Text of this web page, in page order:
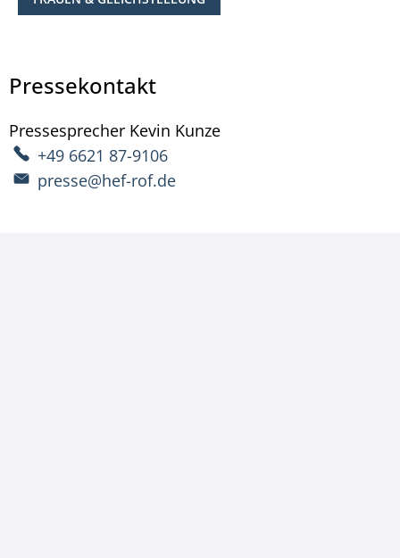
Pressekontakt
Pressesprecher Kevin Kunze
+49 6621 87-9106
presse@hef-rof.de